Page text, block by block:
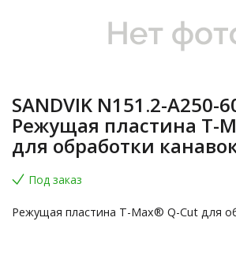
SANDVIK N151.2-A250-
Режущая пластина T-
для обработки
Под заказ
Режущая пластина T-Max® Q-Cut для